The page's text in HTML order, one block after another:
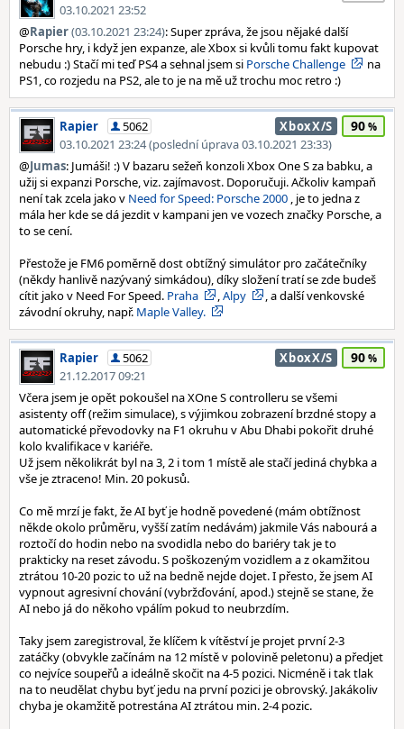
03.10.2021 23:52
@Rapier(03.10.2021 23:24): Super zpráva, že jsou nějaké další
Porsche hry, i když jen expanze, ale Xbox si kvůli tomu fakt kupovat
nebudu :) Stačí mi teď PS4 a sehnal jsem si Porsche Challenge
na
PS1, co rozjedu na PS2, ale to je na mě už trochu moc retro :)
Rapier
5062
03.10.2021 23:24 (poslední úprava 03.10.2021 23:33)
XboxX/S 90
@Jumas: Jumáši! :) V bazaru sežeň konzoli Xbox One S za babku, a
užij si expanzi Porsche, viz. zajímavost. Doporučuji. Ačkoliv kampaň
není tak zcela jako v Need for Speed: Porsche 2000 , je to jedna z
mála her kde se dá jezdit v kampani jen ve vozech značky Porsche, a
to se cení.
Přestože je FM6 poměrně dost obtížný simulátor pro začátečníky
(někdy hanlivě nazývaný simkádou), díky složení tratí se zde budeš
cítit jako v Need For Speed. Praha ,Alpy
, a další venkovské
závodní okruhy, např. Maple Valley.
Rapier
5062
21.12.2017 09:21
XboxX/S 90
Včera jsem je opět pokoušel na XOne S controlleru se všemi
asistenty off (režim simulace), s výjimkou zobrazení brzdné stopy a
automatické převodovky na F1 okruhu v Abu Dhabi pokořit druhé
kolo kvalifikace v kariéře.
Už jsem několikrát byl na 3, 2 i tom 1 místě ale stačí jediná chybka a
vše je ztraceno! Min. 20 pokusů.
Co mě mrzí je fakt, že AI byť je hodně povedené (mám obtížnost
někde okolo průměru, vyšší zatím nedávám) jakmile Vás nabourá a
roztočí do hodin nebo na svodidla nebo do bariéry tak je to
prakticky na reset závodu. S poškozeným vozidlem a z okamžitou
ztrátou 10-20 pozic to už na bedně nejde dojet. I přesto, že jsem AI
vypnout agresivní chování (vybržďování, apod.) stejně se stane, že
AI nebo já do někoho vpálím pokud to neubrzdím.
Taky jsem zaregistroval, že klíčem k vítěství je projet první 2-3
zatáčky (obvykle začínám na 12 místě v polovině peletonu) a předjet
co nejvíce soupeřů a ideálně skočit na 4-5 pozici. Nicméně i tak tlak
na to neudělat chybu byť jedu na první pozici je obrovský. Jakákoliv
chyba je okamžitě potrestána AI ztrátou min. 2-4 pozic.